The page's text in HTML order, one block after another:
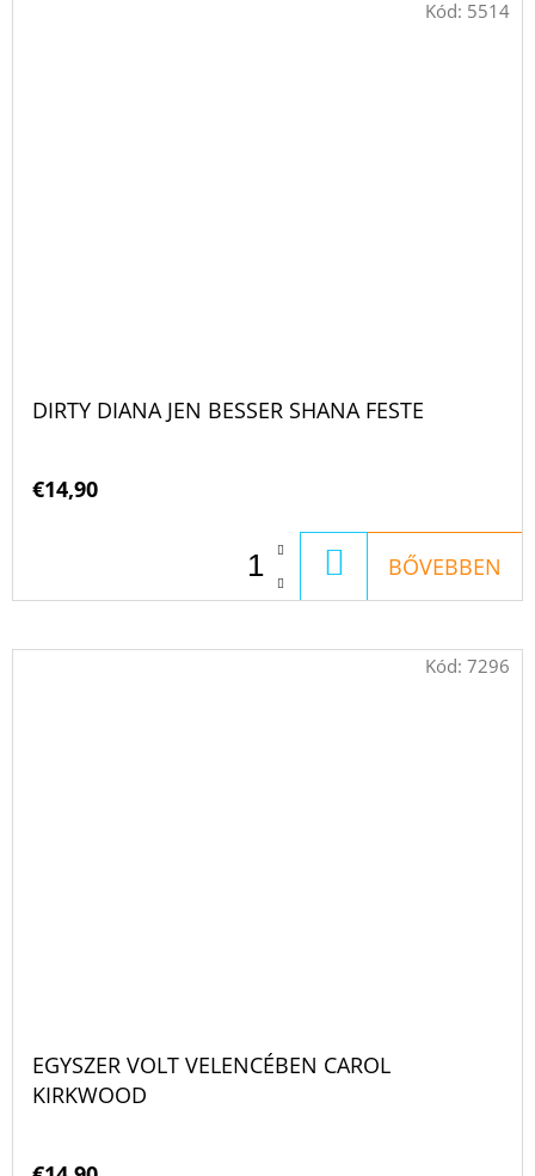
DIRTY DIANA JEN BESSER SHANA FESTE
€14,90
KOSÁRBA
BŐVEBBEN
Kód: 5514
EGYSZER VOLT VELENCÉBEN CAROL
KIRKWOOD
Kód: 7296